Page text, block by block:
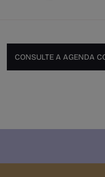
CONSULTE A AGENDA